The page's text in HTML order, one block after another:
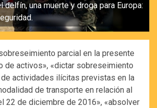
delfín, una muerte y droga para Europa:
parcial en la presente
de activos», «dictar sobreseimiento
actividades ilícitas previstas en la
de transporte en relación al
22 de diciembre de 2016», «absolver